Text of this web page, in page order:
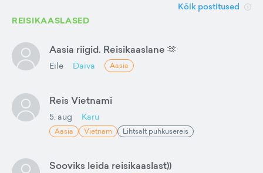
Kõik postitused
REISIKAASLASED
Aasia riigid. Reisikaaslane 🫶
Eile Daiva Aasia
Reis Vietnami
5. aug Karu
Aasia Vietnam Lihtsalt puhkusereis
Sooviks leida reisikaaslast))